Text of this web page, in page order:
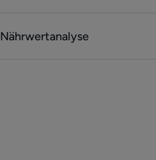
Nährwertanalyse